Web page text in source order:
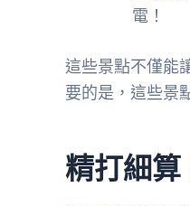
電！
這些景點不僅能
要的是，這些景
精打細